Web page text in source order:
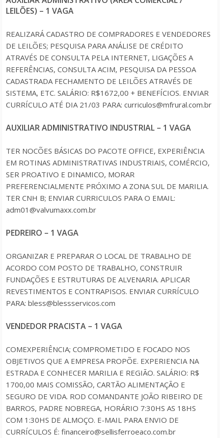
LEILÕES) – 1 VAGA
REALIZARÁ CADASTRO DE COMPRADORES E VENDEDORES
DE LEILÕES; PESQUISA PARA ANÁLISE DE CRÉDITO
ATRAVÉS DE CONSULTA PELA INTERNET, LIGAÇÕES A
REFERÊNCIAS, CONSULTA ACIM, PESQUISA DA PESSOA
CADASTRADA FECHAMENTO DE LEILÕES ATRAVÉS DE
SISTEMA, ETC. SALÁRIO: R$1672,00 + BENEFÍCIOS. ENVIAR
CURRÍCULO ATÉ DIA 21/03 PARA: curriculos@mfrural.com.br
AUXILIAR ADMINISTRATIVO INDUSTRIAL – 1 VAGA
TER NOCÕES BÁSICAS DO PACOTE OFFICE, EXPERIÊNCIA
EM ROTINAS ADMINISTRATIVAS INDUSTRIAIS, COMÉRCIO,
SER PROATIVO E DINAMICO, MORAR
PREFERENCIALMENTE PRÓXIMO A ZONA SUL DE MARILIA.
TER CNH B; ENVIAR CURRICULOS PARA O EMAIL:
adm01@valvumaxx.com.br
PEDREIRO – 1 VAGA
ORGANIZAR E PREPARAR O LOCAL DE TRABALHO DE
ACORDO COM POSTO DE TRABALHO, CONSTRUIR
FUNDAÇÕES E ESTRUTURAS DE ALVENARIA. APLICAR
REVESTIMENTOS E CONTRAPISOS. ENVIAR CURRÍCULO
PARA: bless@blessservicos.com
VENDEDOR PRACISTA – 1 VAGA
COMEXPERIÊNCIA; COMPROMETIDO E FOCADO NOS
OBJETIVOS QUE A EMPRESA PROPÕE. EXPERIENCIA NA
ESTRADA E CONHECER MARILIA E REGIÃO. SALÁRIO: R$
1700,00 MAIS COMISSÃO, CARTÃO ALIMENTAÇÃO E
SEGURO DE VIDA. ROD COMANDANTE JOÃO RIBEIRO DE
BARROS, PADRE NOBREGA, HORÁRIO 7:30HS AS 18HS
COM 1:30HS DE ALMOÇO. E-MAIL PARA ENVIO DE
CURRÍCULOS É: financeiro@sellisferroeaco.com.br